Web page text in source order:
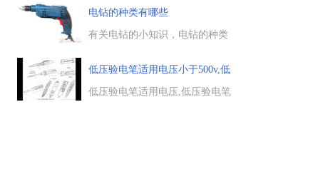
为不冲击和冲击无力，不冲击的
原因多是活塞和冲锤上的胶圈老
化造成的，这里分享下电锤不冲
电钻的种类有哪些
有关电钻的小知识，电钻的种类
大类，一类是手电钻，一类是冲
击钻，第三类是锤钻，电钻的常
用种类，一起来了解下。...
低压验电笔适用电压小于500v,低
低压验电笔适用电压,低压验电笔